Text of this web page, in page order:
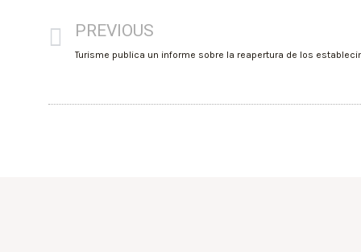
PREVIOUS